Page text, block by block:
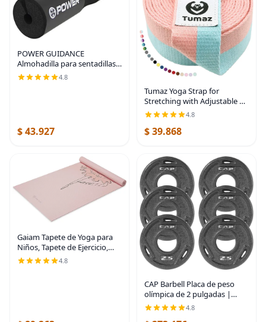
POWER GUIDANCE
Almohadilla para sentadillas –
Almohadilla protectora para
4.8
$ 43.927
Tumaz Yoga Strap for
Stretching with Adjustable D-
Ring, 6/8/10 ft | Adjustable D-
Ring | Soft Cotton Blend |
15+ Colors | Non-Elastic Yoga
4.8
$ 39.868
Gaiam Tapete de Yoga para
Niños, Tapete de Ejercicio,
Yoga para Niños con
Estampados Divertidos -
4.8
CAP Barbell Placa de peso
olímpica de 2 pulgadas |
Múltiples opciones
4.8